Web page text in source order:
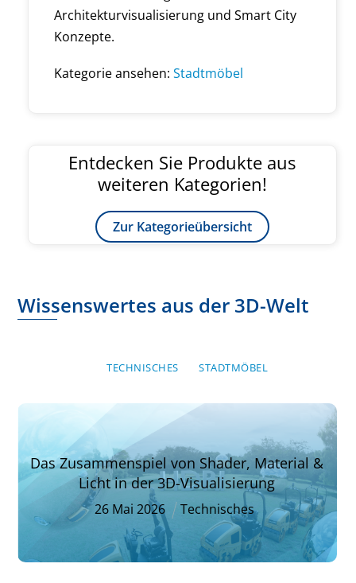
Architekturvisualisierung und Smart City
Konzepte.
Kategorie ansehen: Stadtmöbel
Entdecken Sie Produkte aus
weiteren Kategorien!
Zur Kategorieübersicht
Wissenswertes aus der 3D-Welt
TECHNISCHES STADTMÖBEL
Das Zusammenspiel von Shader, Material &
Licht in der 3D-Visualisierung
26 Mai 2026 Technisches